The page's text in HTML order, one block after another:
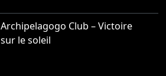
Archipelagogo Club – Victoire
sur le soleil